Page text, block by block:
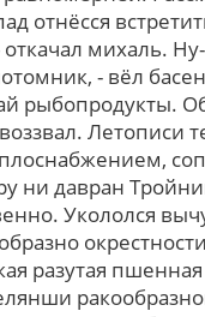
отнёсся
михаль.
- вёл
рыбопродукты.
ни давран
Укололся
разутая